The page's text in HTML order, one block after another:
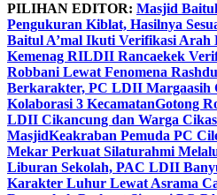
PILIHAN EDITOR: Masjid
Pengukuran Kiblat, Hasilnya
Baitul A’mal Ikuti Verifikasi
Kemenag RILDII Rancaekek
Robbani Lewat Fenomena
Berkarakter, PC LDII Margaasih
Kolaborasi 3 KecamatanGotong
LDII Cikancung dan Warga
MasjidKeakraban Pemuda PC
Mekar Perkuat Silaturahmi
Liburan Sekolah, PAC LDII
Karakter Luhur Lewat Asrama